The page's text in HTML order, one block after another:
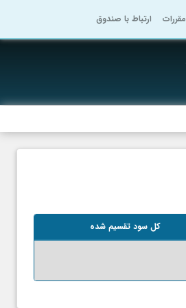
ارتباط با صندوق
کل سود تقسیم شده